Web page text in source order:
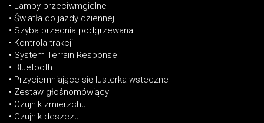
• Lampy przeciwmgielne
• Światła do jazdy dziennej
• Szyba przednia podgrzewana
• Kontrola trakcji
• System Terrain Response
• Bluetooth
• Przyciemniające się lusterka wsteczne
• Zestaw głośnomówiący
• Czujnik zmierzchu
• Czujnik deszczu